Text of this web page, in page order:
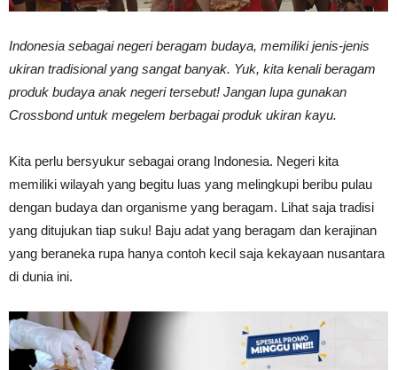
Kering,
Kuat
&
Tahan
Indonesia sebagai negeri beragam budaya, memiliki jenis-jenis
ukiran tradisional yang sangat banyak. Yuk, kita kenali beragam
produk budaya anak negeri tersebut! Jangan lupa gunakan
Crossbond untuk megelem berbagai produk ukiran kayu.
Kita perlu bersyukur sebagai orang Indonesia. Negeri kita
memiliki wilayah yang begitu luas yang melingkupi beribu pulau
dengan budaya dan organisme yang beragam. Lihat saja tradisi
yang ditujukan tiap suku! Baju adat yang beragam dan kerajinan
yang beraneka rupa hanya contoh kecil saja kekayaan nusantara
di dunia ini.